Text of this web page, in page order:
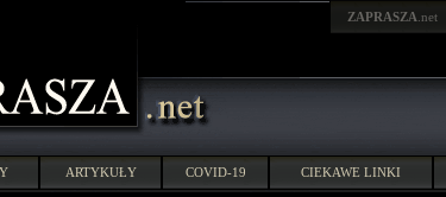
ZAPRASZA .net
ARTYKUŁY COVID-19 CIEKAWE LINKI